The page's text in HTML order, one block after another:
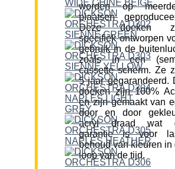
worden op
plaatsen
Deze doeken
specifiek ontworpen
gebruik in de
zoals in een
cassette scherm. Ze
5 jaar gegarandeerd.
doeken zijn 100%
en zijn gemaakt van
door en door
acryl draad wat
garantie is voor
behoud van kleuren in
loop van de tijd.